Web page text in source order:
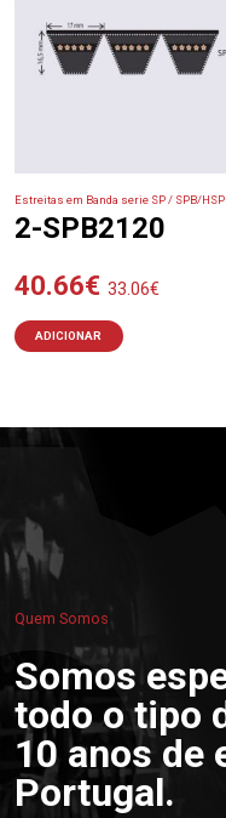
Estreitas em Banda serie SP / SPB/
2-SPB2120
40.66€ 33.06€
ADICIONAR
Quem Somos
Somos
todo o tipo
10 anos de
Portugal.